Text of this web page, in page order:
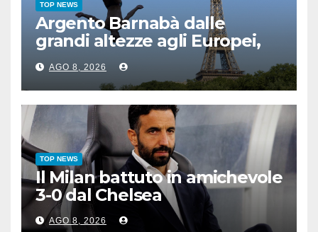
TOP NEWS
Argento Barnabà dalle
grandi altezze agli Europei,
bis azzurro dopo Cosetti
AGO 8, 2026
TOP NEWS
Il Milan battuto in amichevole
3-0 dal Chelsea
AGO 8, 2026